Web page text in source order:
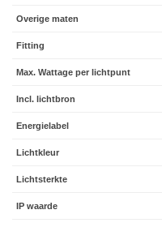
Overige maten
Fitting
Max. Wattage per lichtpunt
Incl. lichtbron
Energielabel
Lichtkleur
Lichtsterkte
IP waarde